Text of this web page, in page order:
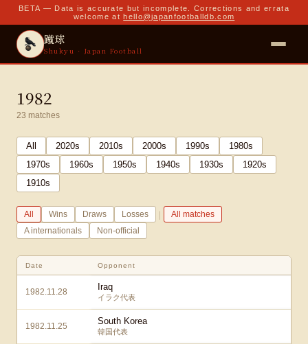
BETA — Data is accurate but incomplete. Corrections and errata
welcome at hello@japanfootballdb.com
蹴球
Shukyu · Japan Football
1982
23 matches
All 2020s 2010s 2000s 1990s 1980s
1970s 1960s 1950s 1940s 1930s 1920s
1910s
All Wins Draws Losses |
All matches
A internationals
Non-official
Date Opponent
1982.11.28 Iraq
イラク代表
1982.11.25 South Korea
韓国代表